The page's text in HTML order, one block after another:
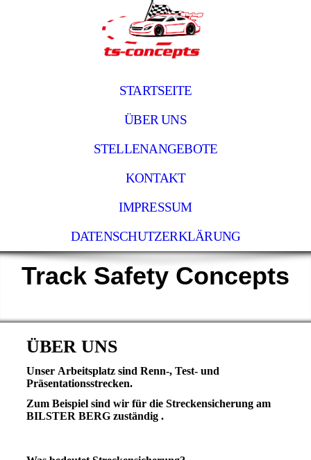
STARTSEITE
ÜBER UNS
STELLENANGEBOTE
KONTAKT
IMPRESSUM
DATENSCHUTZERKLÄRUNG
Track Safety Concepts
ÜBER UNS
Unser Arbeitsplatz sind Renn-, Test- und
Präsentationsstrecken.
Zum Beispiel sind wir für die Streckensicherung am
BILSTER BERG zuständig .